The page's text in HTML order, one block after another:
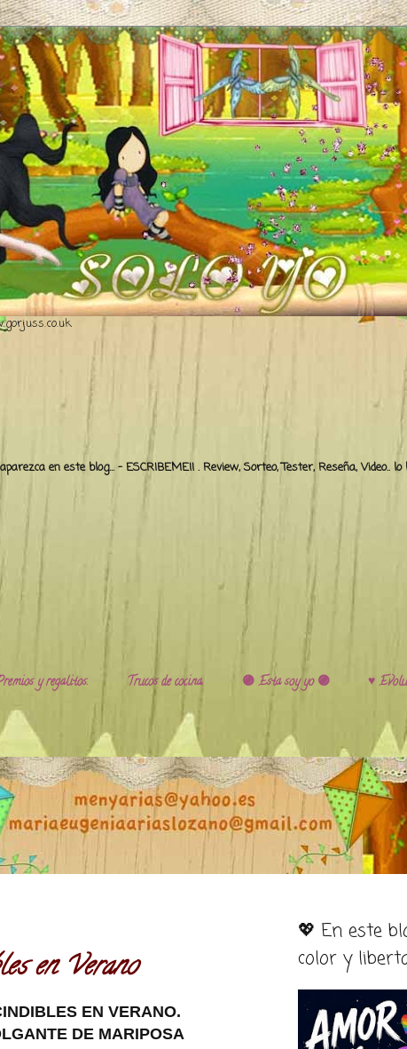
en este blog... - ESCRIBEME!! . Review, Sorteo, Tester, Reseña, Video..
y regalitos. Trucos de cocina. 🟣 Esta soy yo 🟣
♥️
en Verano
EN VERANO.
DE MARIPOSA
💖 En este
color y